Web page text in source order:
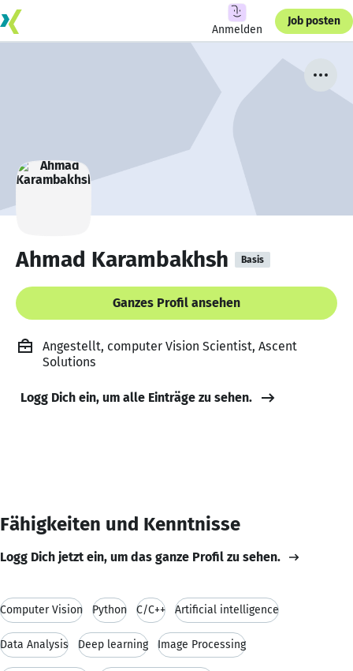
Anmelden
Job posten
Ahmad Karambakhsh Basis
Ganzes Profil ansehen
Angestellt, computer Vision Scientist, Ascent
Solutions
Logg Dich ein, um alle Einträge zu sehen.
Fähigkeiten und Kenntnisse
Logg Dich jetzt ein, um das ganze Profil zu sehen.
Computer Vision Python C/C++ Artificial intelligence
Data Analysis Deep learning Image Processing